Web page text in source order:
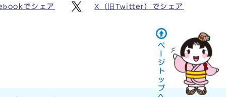
でシェア X（旧Twitter）でシェア